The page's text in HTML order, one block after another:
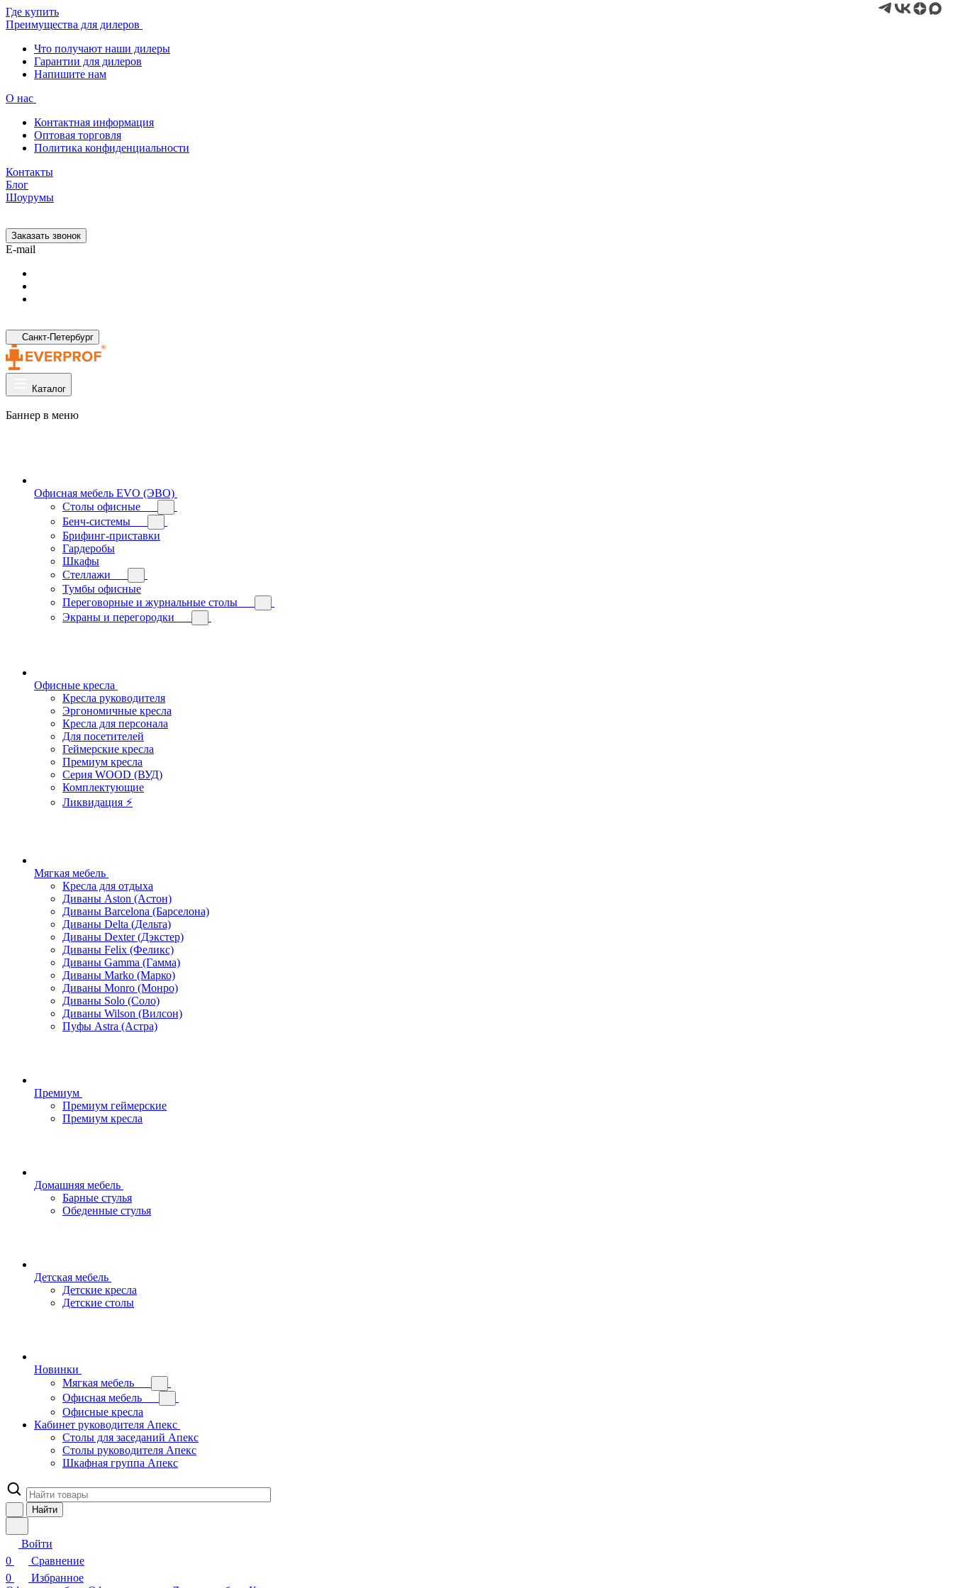
Где купить
Преимущества для дилеров
Что получают наши дилеры
Гарантии для дилеров
Напишите нам
О нас
Контактная информация
Оптовая торговля
Политика конфиденциальности
Контакты
Блог
Шоурумы
Заказать звонок
E-mail
Санкт-Петербург
Каталог
Баннер в меню
Офисная мебель EVO (ЭВО)
Cтолы офисные
Бенч-системы
Брифинг-приставки
Гардеробы
Шкафы
Стеллажи
Тумбы офисные
Переговорные и журнальные столы
Экраны и перегородки
Офисные кресла
Кресла руководителя
Эргономичные кресла
Кресла для персонала
Для посетителей
Геймерские кресла
Премиум кресла
Серия WOOD (ВУД)
Комплектующие
Ликвидация ⚡
Мягкая мебель
Кресла для отдыха
Диваны Aston (Астон)
Диваны Barcelona (Барселона)
Диваны Delta (Дельта)
Диваны Dexter (Дэкстер)
Диваны Felix (Феликс)
Диваны Gamma (Гамма)
Диваны Marko (Марко)
Диваны Monro (Монро)
Диваны Solo (Соло)
Диваны Wilson (Вилсон)
Пуфы Astra (Астра)
Премиум
Премиум геймерские
Премиум кресла
Домашняя мебель
Барные стулья
Обеденные стулья
Детская мебель
Детские кресла
Детские столы
Новинки
Мягкая мебель
Офисная мебель
Офисные кресла
Кабинет руководителя Апекс
Столы для заседаний Апекс
Столы руководителя Апекс
Шкафная группа Апекс
Найти
Войти
0
Сравнение
0
Избранное